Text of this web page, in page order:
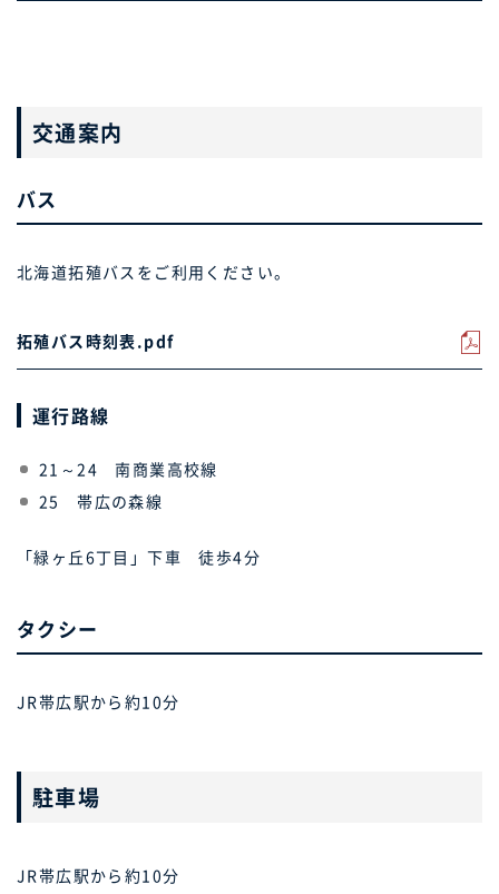
交通案内
バス
北海道拓殖バスをご利用ください。
拓殖バス時刻表.pdf
運行路線
21～24 南商業高校線
25 帯広の森線
「緑ヶ丘6丁目」下車 徒歩4分
タクシー
JR帯広駅から約10分
駐車場
JR帯広駅から約10分